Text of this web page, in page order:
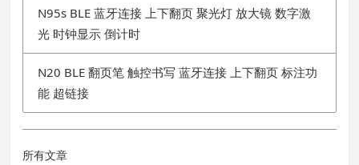
N95s BLE 蓝牙连接 上下翻页 聚光灯 放大镜 数字激
光 时钟显示 倒计时
N20 BLE 翻页笔 触控书写 蓝牙连接 上下翻页 标注功
能 超链接
所有文章